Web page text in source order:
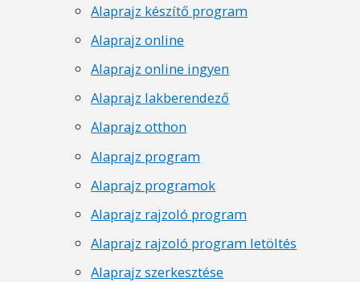
Alaprajz készítő program
Alaprajz online
Alaprajz online ingyen
Alaprajz lakberendező
Alaprajz otthon
Alaprajz program
Alaprajz programok
Alaprajz rajzoló program
Alaprajz rajzoló program letöltés
Alaprajz szerkesztése